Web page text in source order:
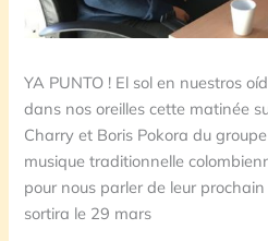
YA PUNTO ! El sol en nuestros
dans nos oreilles cette matinée
Charry et Boris Pokora du
musique traditionnelle
pour nous parler de leur
sortira le 29 mars